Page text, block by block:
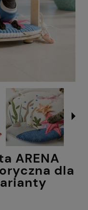
ARENA
dla